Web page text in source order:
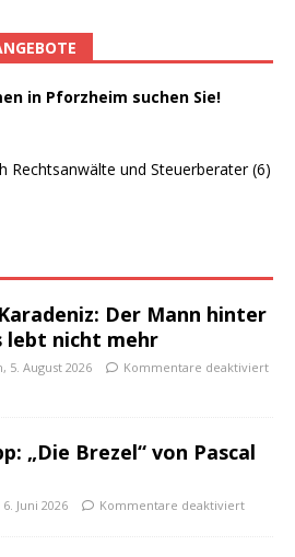
in Pforzheim suchen Sie!
Rechtsanwälte und Steuerberater (6)
Der Mann hinter
lebt nicht mehr
5. August 2026 Kommentare deaktiviert
„Die Brezel“ von Pascal
Juni 2026 Kommentare deaktiviert